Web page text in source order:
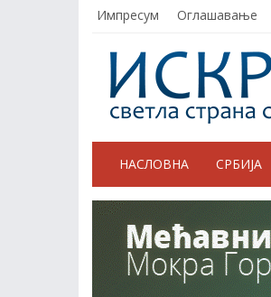
Импресум Оглашавање
НАСЛОВНА СРБИЈА